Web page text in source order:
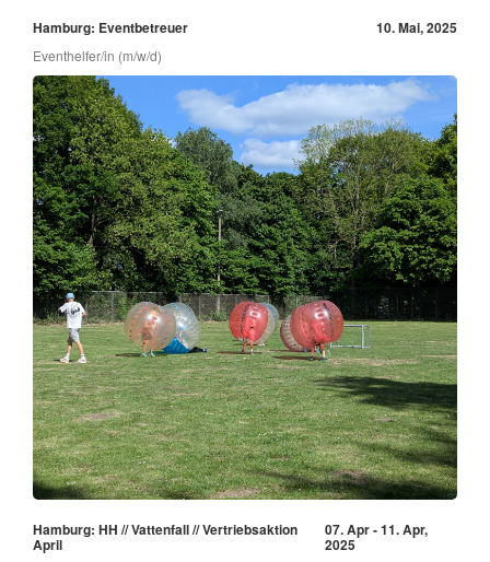
Hamburg: Eventbetreuer 10. Mai, 2025
Eventhelfer/in (m/w/d)
Hamburg: HH // Vattenfall // Vertriebsaktion
April
07. Apr - 11. Apr,
2025